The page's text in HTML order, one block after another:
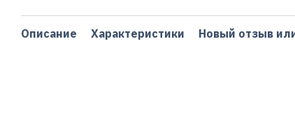
Описание Характеристики Новый отзыв